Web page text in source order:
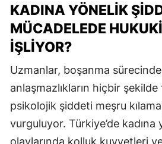
KADINA YÖNELIK
MÜCADELEDE
İŞLIYOR?
Uzmanlar, boşanma
anlaşmazlıkların hiçbir
psikolojik şiddeti meşru
vurguluyor. Türkiye’de
olaylarında kolluk kuvvetleri